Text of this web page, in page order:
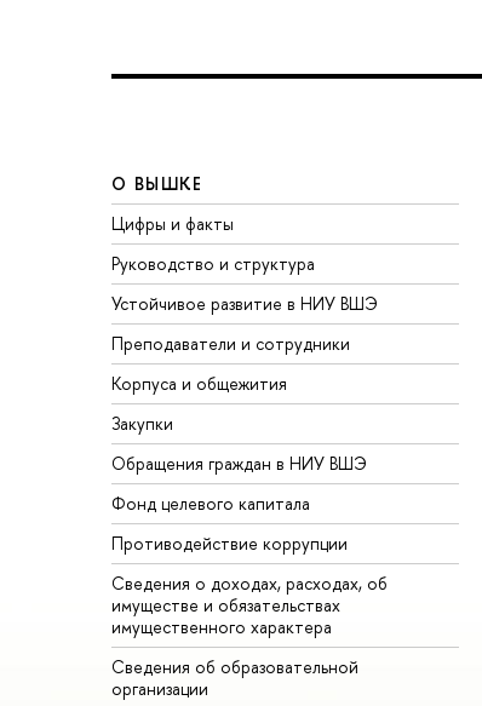
О ВЫШКЕ
Цифры и факты
Руководство и структура
Устойчивое развитие в НИУ ВШЭ
Преподаватели и сотрудники
Корпуса и общежития
Закупки
Обращения граждан в НИУ ВШЭ
Фонд целевого капитала
Противодействие коррупции
Сведения о доходах, расходах, о
имуществе и обязательствах
имущественного характера
Сведения об образовательной
организации